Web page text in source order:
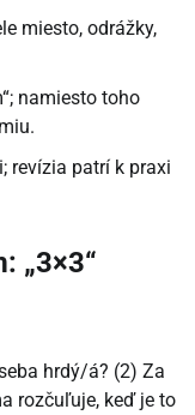
miesto, odrážky,
namiesto toho
revízia patrí k praxi
„3×3“
hrdý/á? (2) Za
rozčuľuje, keď je to